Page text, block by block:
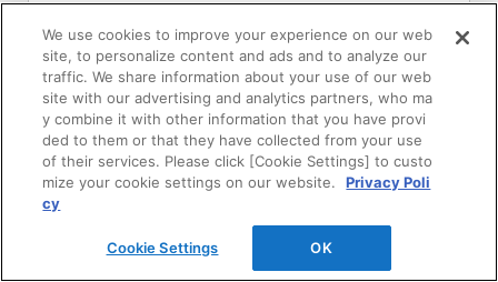
24時間換気システム〈エアスマート〉
簡易設計見積ソフト
R&Dセンター環境測定・分析サービス
商品マスター申し込み
We use cookies to improve your experience on our web
site, to personalize content and ads and to analyze our
traffic. We share information about your use of our web
site with our advertising and analytics partners, who ma
y combine it with other information that you have provi
ded to them or that they have collected from your use
of their services. Please click [Cookie Settings] to custo
mize your cookie settings on our website.
Privacy Poli
cy
Cookie Settings OK